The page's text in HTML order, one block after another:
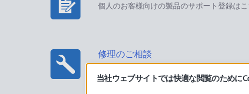
個人のお客様向けの製品のサポート登録はこ
修理のご相談
当社ウェブサイトでは快適な閲覧のために